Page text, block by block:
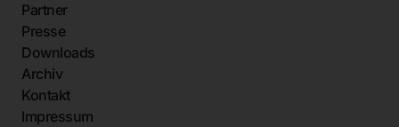
Partner
Presse
Downloads
Archiv
Kontakt
Impressum